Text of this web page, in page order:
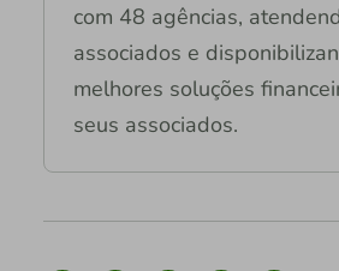
com 48 agências,
associados e
melhores soluções
seus associados.